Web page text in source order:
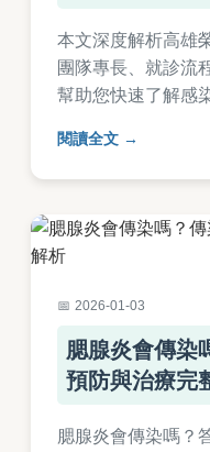
本文深度解析高雄
團隊專長、就診流
幫助您快速了解感
閱讀全文
2026-01-03
腮腺炎會傳染
預防與治療完
腮腺炎會傳染嗎？